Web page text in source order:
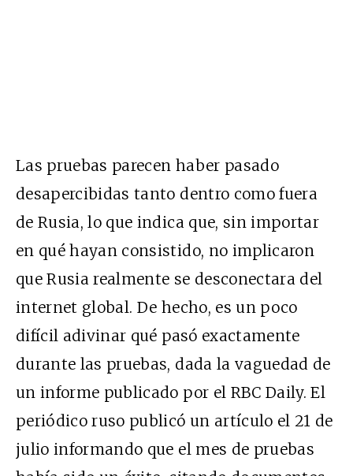
Las pruebas parecen haber pasado
desapercibidas tanto dentro como fuera
de Rusia, lo que indica que, sin importar
en qué hayan consistido, no implicaron
que Rusia realmente se desconectara del
internet global. De hecho, es un poco
difícil adivinar qué pasó exactamente
durante las pruebas, dada la vaguedad de
un informe publicado por el RBC Daily. El
periódico ruso publicó un artículo el 21 de
julio informando que el mes de pruebas